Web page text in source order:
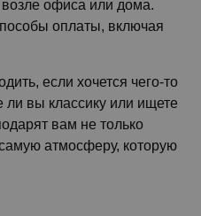
офиса или дома.
оплаты, включая
если хочется чего-то
ли вы классику или ищете
вам не только
атмосферу, которую